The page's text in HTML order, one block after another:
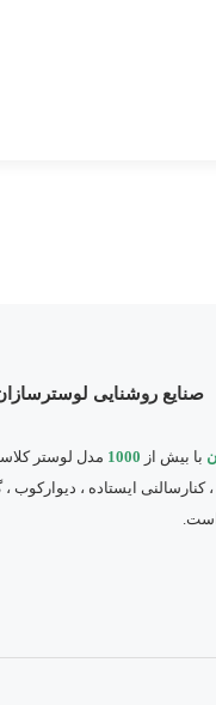
صنایع روشنایی
با بیش از 1000 مدل لوستر
کنارسالنی ایستاده ،
است.